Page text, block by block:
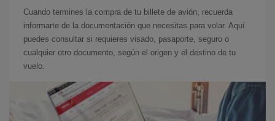
Cuando termines la compra de tu billete de avión, recuerda
informarte de la documentación que necesitas para volar. Aquí
puedes consultar si requieres visado, pasaporte, seguro o
cualquier otro documento, según el origen y el destino de tu
vuelo.